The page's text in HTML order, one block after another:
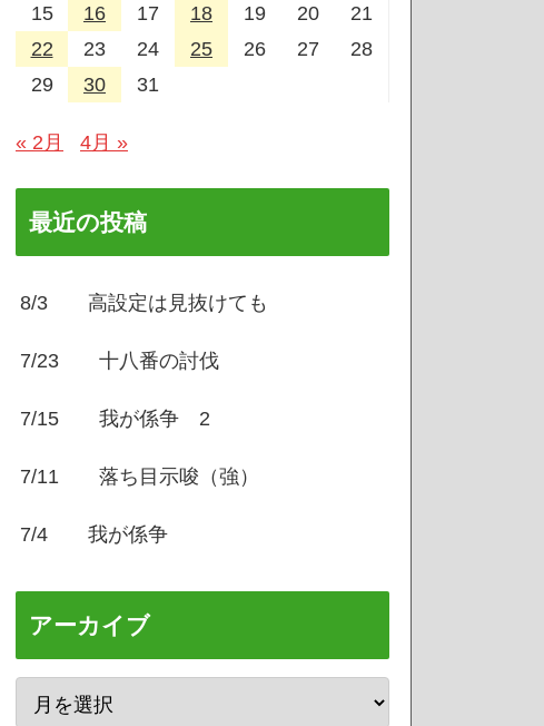
15
16 17 18 19 20
21
22
23 24 25 26 27
28
29
30 31
« 2月 4月 »
最近の投稿
8/3 高設定は見抜けても
7/23 十八番の討伐
7/15 我が係争 2
7/11 落ち目示唆（強）
7/4 我が係争
アーカイブ